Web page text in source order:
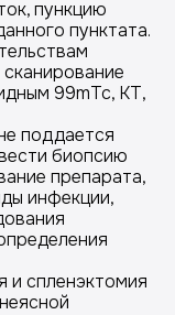
пункцию
пунктата.
99mТс, КТ,
поддается
биопсию
препарата,
инфекции,
и спленэктомия